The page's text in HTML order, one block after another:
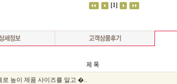
로 높이 제품 사이즈를 알고 �..